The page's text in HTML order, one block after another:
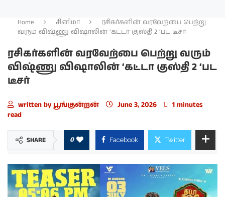
Home சினிமா
ரசிகர்களின் வரவேற்பை பெற்று
வரும் விஷ்ணு விஷாலின் ‘கட்டா குஸ்தி 2 ‘பட டீசர்
ரசிகர்களின் வரவேற்பை பெற்று வரும்
விஷ்ணு விஷாலின் ‘கட்டா குஸ்தி 2 ‘பட
டீசர்
written by பூங்குன்றன் June 3, 2026
1 minutes
read
SHARE 0 Facebook Twitter